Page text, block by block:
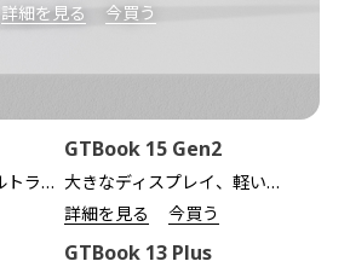
詳細を見る
今買う
ウルトラパワー。ウルトラユー
GTBook 15 Gen2
大きなディスプレイ、軽い負荷
詳細を見る
今買う
GTBook 13 Plus